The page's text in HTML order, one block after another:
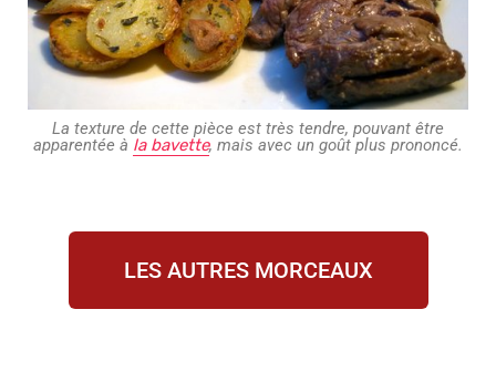
La texture de cette pièce est très tendre, pouvant être
apparentée à la bavette, mais avec un goût plus prononcé.
LES AUTRES MORCEAUX